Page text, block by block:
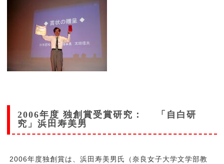
2006年度 独創賞受賞研究： 「自白研
究」浜田寿美男
2006年度独創賞は、浜田寿美男氏（奈良女子大学文学部教